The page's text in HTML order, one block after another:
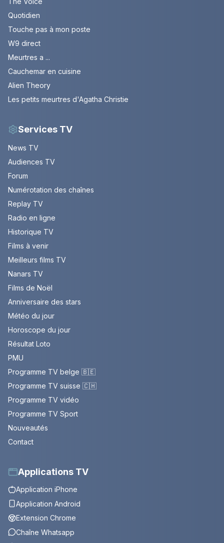
Quotidien
Touche pas à mon poste
W9 direct
Meurtres a ...
Cauchemar en cuisine
Alien Theory
Les petits meurtres d'Agatha Christie
Services TV
News TV
Audiences TV
Forum
Numérotation des chaînes
Replay TV
Radio en ligne
Historique TV
Films à venir
Meilleurs films TV
Nanars TV
Films de Noël
Anniversaire des stars
Météo du jour
Horoscope du jour
Résultat Loto
PMU
Programme TV belge 🇧🇪
Programme TV suisse 🇨🇭
Programme TV vidéo
Programme TV Sport
Nouveautés
Contact
Applications TV
Application iPhone
Application Android
Extension Chrome
Chaîne Whatsapp